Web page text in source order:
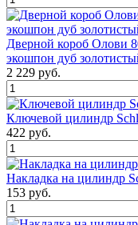
Дверной короб Олови
экошпон дуб
2 229 руб.
Ключевой цилиндр
422 руб.
Накладка на цилиндр
153 руб.